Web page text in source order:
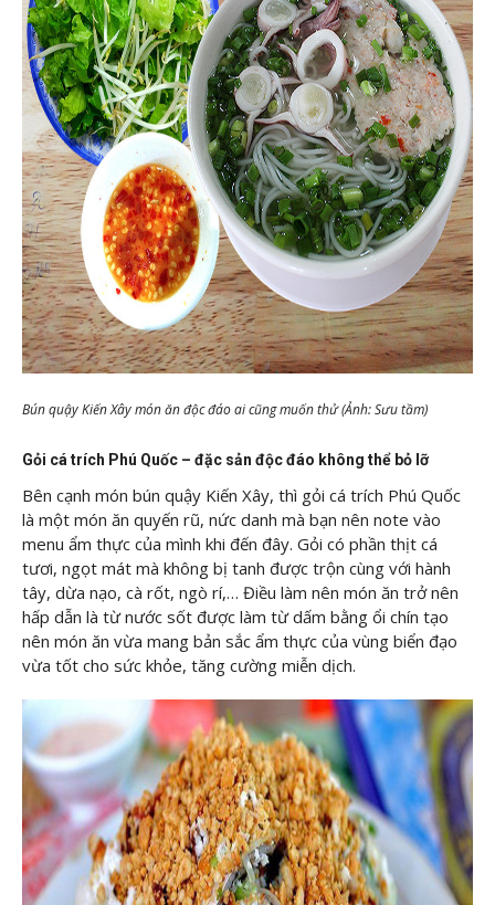
Bún quậy Kiến Xây món ăn độc đáo ai cũng muốn thử (Ảnh: Sưu tầm)
Gỏi cá trích Phú Quốc – đặc sản độc đáo không thể bỏ lỡ
Bên cạnh món bún quậy Kiến Xây, thì gỏi cá trích Phú Quốc
là một món ăn quyến rũ, nức danh mà bạn nên note vào
menu ẩm thực của mình khi đến đây. Gỏi có phần thịt cá
tươi, ngọt mát mà không bị tanh được trộn cùng với hành
tây, dừa nạo, cà rốt, ngò rí,… Điều làm nên món ăn trở nên
hấp dẫn là từ nước sốt được làm từ dấm bằng ổi chín tạo
nên món ăn vừa mang bản sắc ẩm thực của vùng biển đạo
vừa tốt cho sức khỏe, tăng cường miễn dịch.